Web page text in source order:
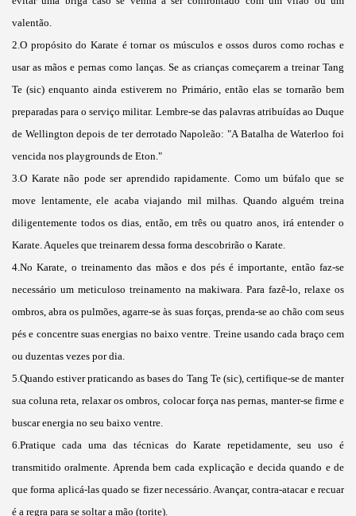
valentão.
2.O propósito do Karate é tornar os músculos e ossos duros como rochas e
usar as mãos e pernas como lanças. Se as crianças começarem a treinar Tang
Te (sic) enquanto ainda estiverem no Primário, então elas se tornarão bem
preparadas para o serviço militar. Lembre-se das palavras atribuídas ao Duque
de Wellington depois de ter derrotado Napoleão: "A Batalha de Waterloo foi
vencida nos playgrounds de Eton."
3.O Karate não pode ser aprendido rapidamente. Como um búfalo que se
move lentamente, ele acaba viajando mil milhas. Quando alguém treina
diligentemente todos os dias, então, em três ou quatro anos, irá entender o
Karate. Aqueles que treinarem dessa forma descobrirão o Karate.
4.No Karate, o treinamento das mãos e dos pés é importante, então faz-se
necessário um meticuloso treinamento na makiwara. Para fazê-lo, relaxe os
ombros, abra os pulmões, agarre-se às suas forças, prenda-se ao chão com seus
pés e concentre suas energias no baixo ventre. Treine usando cada braço cem
ou duzentas vezes por dia.
5.Quando estiver praticando as bases do Tang Te (sic), certifique-se de manter
sua coluna reta, relaxar os ombros, colocar força nas pernas, manter-se firme e
buscar energia no seu baixo ventre.
6.Pratique cada uma das técnicas do Karate repetidamente, seu uso é
transmitido oralmente. Aprenda bem cada explicação e decida quando e de
que forma aplicá-las quado se fizer necessário. Avançar, contra-atacar e recuar
é a regra para se soltar a mão (torite).